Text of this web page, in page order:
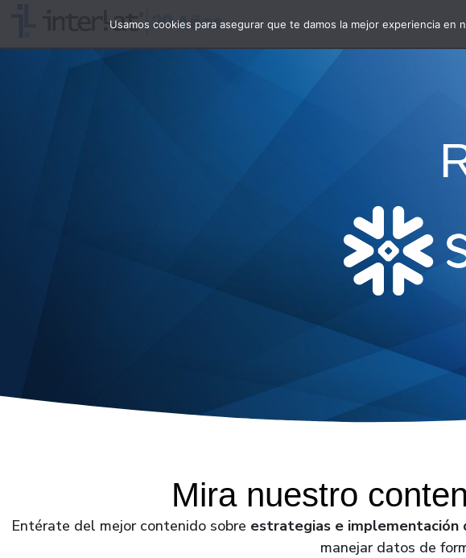
Mira nuestro
Entérate del mejor contenido sobre estrategias e implementación
manejar datos de
Usamos cookies para asegurar que te damos la mejor experiencia